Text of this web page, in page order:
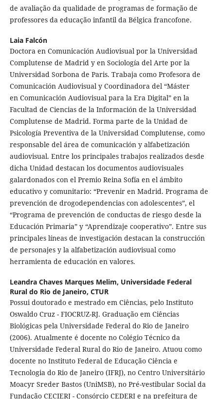
de avaliação da qualidade de programas de formação de
professores da educação infantil da Bélgica francofone.
Laia Falcón
Doctora en Comunicación Audiovisual por la Universidad
Complutense de Madrid y en Sociología del Arte por la
Universidad Sorbona de Paris. Trabaja como Profesora de
Comunicación Audiovisual y Coordinadora del “Máster
en Comunicación Audiovisual para la Era Digital” en la
Facultad de Ciencias de la Información de la Universidad
Complutense de Madrid. Forma parte de la Unidad de
Psicología Preventiva de la Universidad Complutense, como
responsable del área de comunicación y alfabetización
audiovisual. Entre los principales trabajos realizados desde
dicha Unidad destacan los documentos audiovisuales
galardonados con el Premio Reina Sofía en el ámbito
educativo y comunitario: “Prevenir en Madrid. Programa de
prevención de drogodependencias con adolescentes”, el
“Programa de prevención de conductas de riesgo desde la
Educación Primaria” y “Aprendizaje cooperativo”. Entre sus
principales líneas de investigación destacan la construcción
de personajes y la alfabetización audiovisual como
herramienta de educación en valores.
Leandra Chaves Marques Melim, Universidade Federal
Rural do Rio de Janeiro, CTUR
Possui doutorado e mestrado em Ciências, pelo Instituto
Oswaldo Cruz - FIOCRUZ-RJ. Graduação em Ciências
Biológicas pela Universidade Federal do Rio de Janeiro
(2006). Atualmente é docente no Colégio Técnico da
Universidade Federal Rural do Rio de Janeiro. Atuou como
docente no Instituto Federal de Educação Ciência e
Tecnologia do Rio de Janeiro (IFRJ), no Centro Universitário
Moacyr Sreder Bastos (UniMSB), no Pré-vestibular Social da
Fundação CECIERJ - Consórcio CEDERJ e na prefeitura de